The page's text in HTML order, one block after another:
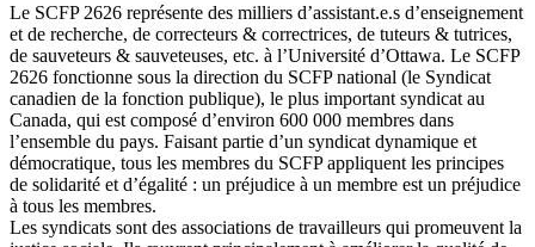
Le SCFP 2626 représente des milliers d’assistant.e.s d’enseignement
et de recherche, de correcteurs & correctrices, de tuteurs & tutrices,
de sauveteurs & sauveteuses, etc. à l’Université d’Ottawa. Le SCFP
2626 fonctionne sous la direction du SCFP national (le Syndicat
canadien de la fonction publique), le plus important syndicat au
Canada, qui est composé d’environ 600 000 membres dans
l’ensemble du pays. Faisant partie d’un syndicat dynamique et
démocratique, tous les membres du SCFP appliquent les principes
de solidarité et d’égalité : un préjudice à un membre est un préjudice
à tous les membres.
Les syndicats sont des associations de travailleurs qui promeuvent la